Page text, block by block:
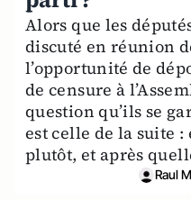
Alors que les
discuté en réunion
l’opportunité de
de censure à
question qu’ils se
est celle de la suite :
plutôt, et après
Raul